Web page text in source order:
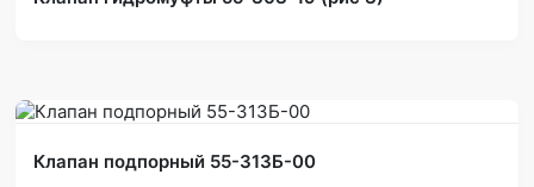
Клапан подпорный 55-313Б-00